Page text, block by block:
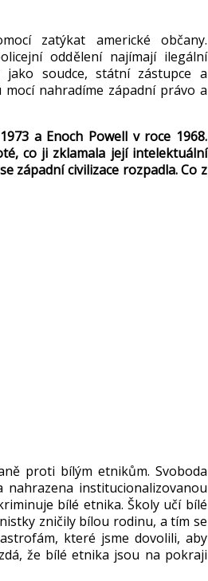
í zatýkat americké občany.
oddělení najímají ilegální
jako soudce, státní zástupce a
mocí nahradíme západní právo a
a Enoch Powell v roce 1968.
é, co ji zklamala její intelektuální
západní civilizace rozpadla. Co z
proti bílým etnikům. Svoboda
nahrazena institucionalizovanou
bílé etnika.Školy učí bílé
zničily bílou rodinu, a tím se
ám, které jsme dovolili, aby
že bílé etnika jsou na pokraji